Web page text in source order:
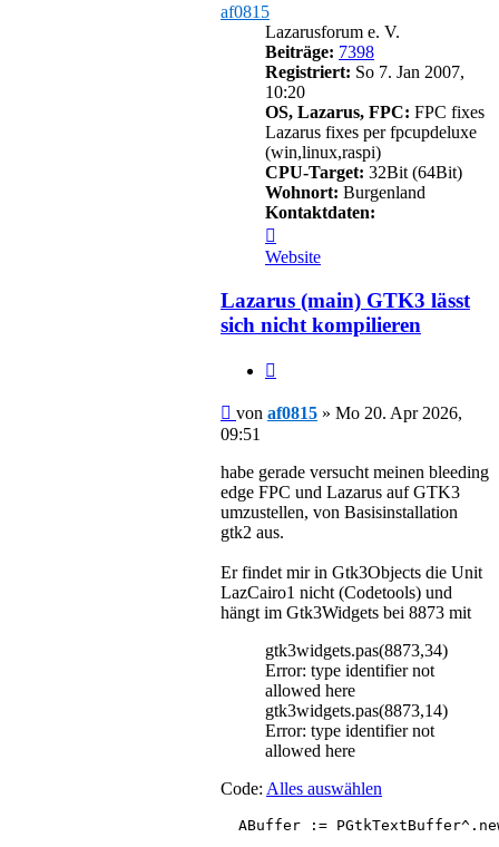
af0815
Lazarusforum e. V.
Beiträge: 7398
Registriert: So 7. Jan 2007,
10:20
OS, Lazarus, FPC: FPC fixes
Lazarus fixes per fpcupdeluxe
(win,linux,raspi)
CPU-Target: 32Bit (64Bit)
Wohnort: Burgenland
Kontaktdaten:
von
af0815
Website
Lazarus (main) GTK3 lässt
sich nicht kompilieren
Beitrag
von af0815 » Mo 20. Apr 2026,
09:51
habe gerade versucht meinen bleeding
edge FPC und Lazarus auf GTK3
umzustellen, von Basisinstallation
gtk2 aus.
Er findet mir in Gtk3Objects die Unit
LazCairo1 nicht (Codetools) und
hängt im Gtk3Widgets bei 8873 mit
gtk3widgets.pas(8873,34)
Error: type identifier not
allowed here
gtk3widgets.pas(8873,14)
Error: type identifier not
allowed here
Code: Alles auswählen
ABuffer :=